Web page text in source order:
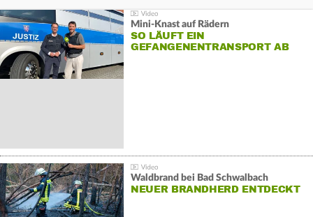
Mini-Knast auf Rädern
SO LÄUFT EIN
GEFANGENENTRANSPORT AB
Waldbrand bei Bad Schwalbach
NEUER BRANDHERD ENTDECKT